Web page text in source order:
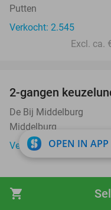
shopping_cart
Putten
Verkocht: 2.545
Excl. ca.
2-gangen
De Bij Middelburg
Middelburg
Verkocht: 163OPEN IN APP